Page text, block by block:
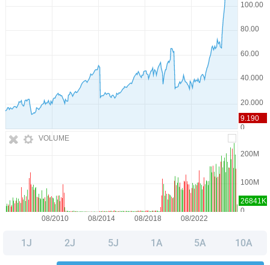
VOLUME
1J 2J 5J 1A 5A 10A